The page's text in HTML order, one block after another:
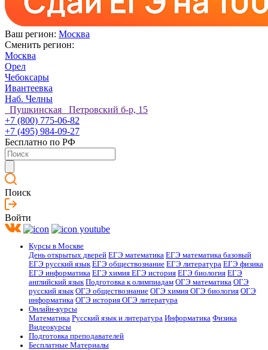
Ваш регион: Москва
Сменить регион:
Москва
Орел
Чебоксары
Ивантеевка
Наб. Челны
Пушкинская Петровский б-р, 15
+7 (800) 775-06-82
+7 (495) 984-09-27
Бесплатно по РФ
Поиск
Войти
Курсы в Москве
День открытых дверей ЕГЭ математика ЕГЭ математика базовый
ЕГЭ русский язык ЕГЭ обществознание ЕГЭ литература ЕГЭ физика
ЕГЭ информатика ЕГЭ химия ЕГЭ история ЕГЭ биология ЕГЭ
английский язык Подготовка к олимпиадам ОГЭ математика ОГЭ
русский язык ОГЭ обществознание ОГЭ химия ОГЭ биология ОГЭ
информатика ОГЭ история ОГЭ литература
Онлайн-курсы
Математика Русский язык и литература Информатика Физика
Видеокурсы
Подготовка преподавателей
Бесплатные Материалы